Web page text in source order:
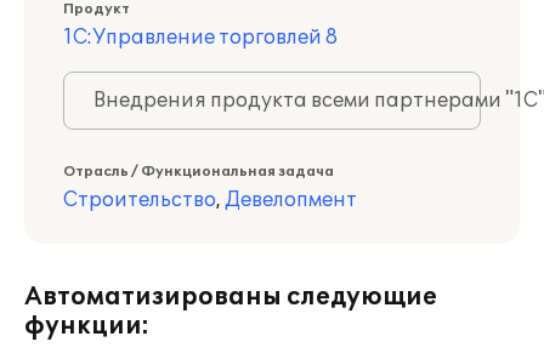
Продукт
1С:Управление торговлей 8
Внедрения продукта всеми партнерами
Отрасль / Функциональная задача
Строительство, Девелопмент
Автоматизированы следующие
функции: